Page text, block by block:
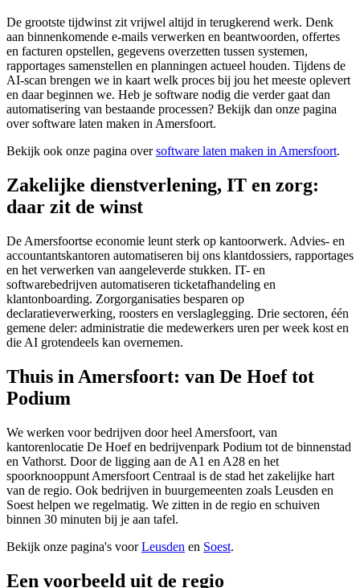
De grootste tijdwinst zit vrijwel altijd in terugkerend werk. Denk
aan binnenkomende e-mails verwerken en beantwoorden, offertes
en facturen opstellen, gegevens overzetten tussen systemen,
rapportages samenstellen en planningen actueel houden. Tijdens de
AI-scan brengen we in kaart welk proces bij jou het meeste oplevert
en daar beginnen we. Heb je software nodig die verder gaat dan
automatisering van bestaande processen? Bekijk dan onze pagina
over software laten maken in Amersfoort.
Bekijk ook onze pagina oversoftware laten maken in Amersfoort.
Zakelijke dienstverlening, IT en zorg:
daar zit de winst
De Amersfoortse economie leunt sterk op kantoorwerk. Advies- en
accountantskantoren automatiseren bij ons klantdossiers, rapportages
en het verwerken van aangeleverde stukken. IT- en
softwarebedrijven automatiseren ticketafhandeling en
klantonboarding. Zorgorganisaties besparen op
declaratieverwerking, roosters en verslaglegging. Drie sectoren, één
gemene deler: administratie die medewerkers uren per week kost en
die AI grotendeels kan overnemen.
Thuis in Amersfoort: van De Hoef tot
Podium
We werken voor bedrijven door heel Amersfoort, van
kantorenlocatie De Hoef en bedrijvenpark Podium tot de binnenstad
en Vathorst. Door de ligging aan de A1 en A28 en het
spoorknooppunt Amersfoort Centraal is de stad het zakelijke hart
van de regio. Ook bedrijven in buurgemeenten zoals Leusden en
Soest helpen we regelmatig. We zitten in de regio en schuiven
binnen 30 minuten bij je aan tafel.
Bekijk onze pagina's voorLeusden en Soest.
Een voorbeeld uit de regio